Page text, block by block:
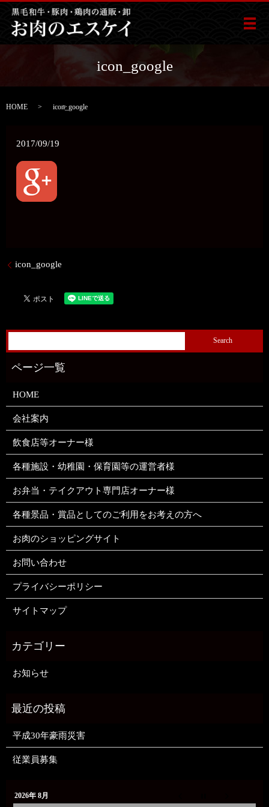
メ
icon_google
HOME icon_google
2017/09/19
icon_google
HOME
会社案内
飲食店等オーナー様
各種施設・幼稚園・保育園等の運営者様
お弁当・テイクアウト専門店オーナー様
各種景品・賞品としてのご利用をお考えの方へ
お肉のショッピングサイト
お問い合わせ
プライバシーポリシー
サイトマップ
お知らせ
平成30年豪雨災害
従業員募集
2026年 8月